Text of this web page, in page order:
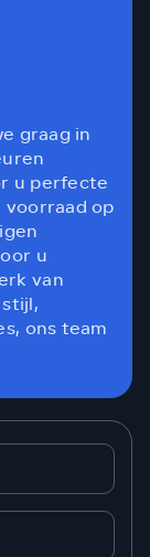
graag in
u perfecte
op
u
van
ons team